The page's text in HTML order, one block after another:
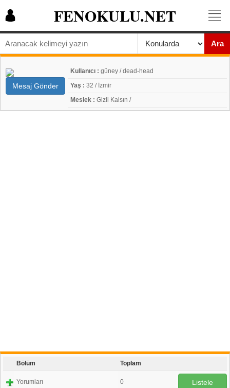
FENOKULU.NET
Ara
Mesaj Gönder
Kullanıcı : güney / dead-head
Yaş : 32 / İzmir
Meslek : Gizli Kalsın /
Bölüm Toplam
Yorumları 0 Listele